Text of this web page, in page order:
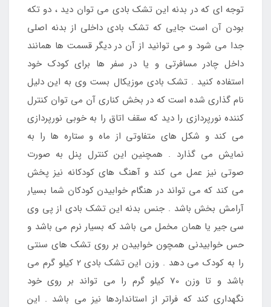
توجه ای که در بدنه این تشک بادی می توان دید ، دو تکه
بودن آن است جایی که تشک بادی داخلی از بدنه اصلی
جدا می شود و می توانید از آن در دیگر قسمت ها همانند
داخل چادر مسافرتی و یا در سفر ها برای کودک خود
استفاده کنید . تشک بادی موزیکال بست وی به این دلیل
نام گذاری شده است که در بخش کناری آن می توان کنترل
کننده نورپردازی را دید که سقف اتاق را به خوبی نورپردازی
می کند و شکل های متفاوتی از ماه و ستاره ها را به
نمایش می گذارد . همچنین این کنترل پنل به صورت
صوتی نیز عمل می کند و آهنگ های کودکانه نیز پخش
می کند که می تواند در هنگام خوابیدن کودکان شما بسیار
آرامش بخش باشد . جنس بدنه این تشک بادی از پی وی
سی جیر یا همان مخمل می باشد که بسیار نرم می باشد و
حس خوابیدنی همچون خوابیدن بر روی تشک های سنتی
را به کودک می دهد . وزن این تشک بادی 2 کیلو گرم می
باشد و تا وزن 70 کیلو گرم را می تواند بر روی خود
نگهداری کند که فراتر از استانداردها نیز می باشد . این